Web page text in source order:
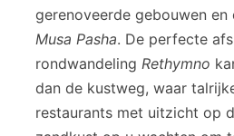
gerenoveerde gebouwen en
Musa Pasha. De perfecte
rondwandeling Rethymno
dan de kustweg, waar
restaurants met uitzicht op